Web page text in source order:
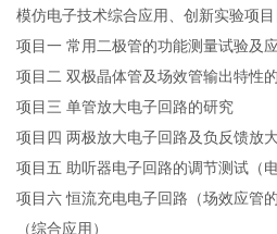
模仿电子技术综合应用、创新实验项
项目一 常用二极管的功能测量试验及
项目二 双极晶体管及场效管输出特性
项目三 单管放大电子回路的研究
项目四 两极放大电子回路及负反馈放
项目五 助听器电子回路的调节测试（
项目六 恒流充电电子回路（场效应管
（综合应用）